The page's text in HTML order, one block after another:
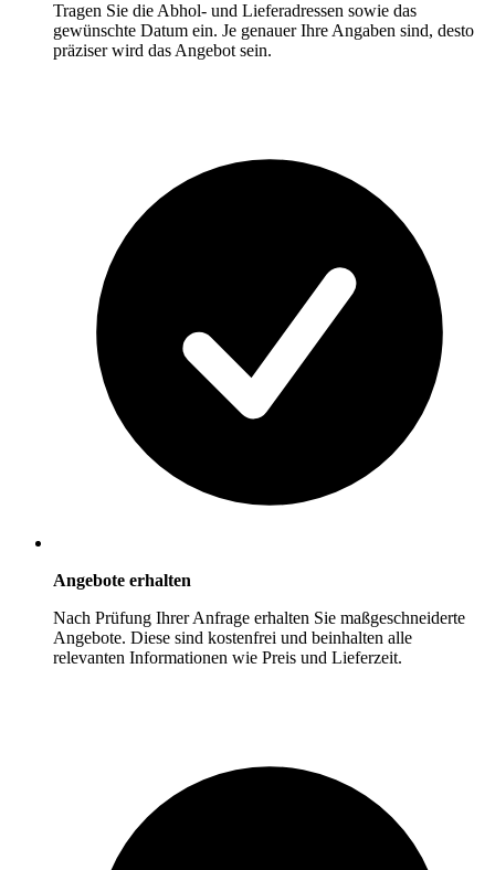
Tragen Sie die Abhol- und Lieferadressen sowie das
gewünschte Datum ein. Je genauer Ihre Angaben sind, desto
präziser wird das Angebot sein.
Angebote erhalten
Nach Prüfung Ihrer Anfrage erhalten Sie maßgeschneiderte
Angebote. Diese sind kostenfrei und beinhalten alle
relevanten Informationen wie Preis und Lieferzeit.